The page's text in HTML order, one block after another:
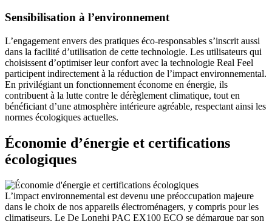
Sensibilisation à l’environnement
L’engagement envers des pratiques éco-responsables s’inscrit aussi
dans la facilité d’utilisation de cette technologie. Les utilisateurs qui
choisissent d’optimiser leur confort avec la technologie Real Feel
participent indirectement à la réduction de l’impact environnemental.
En privilégiant un fonctionnement économe en énergie, ils
contribuent à la lutte contre le dérèglement climatique, tout en
bénéficiant d’une atmosphère intérieure agréable, respectant ainsi les
normes écologiques actuelles.
Économie d’énergie et certifications
écologiques
L’impact environnemental est devenu une préoccupation majeure
dans le choix de nos appareils électroménagers, y compris pour les
climatiseurs. Le De Longhi PAC EX100 ECO se démarque par son